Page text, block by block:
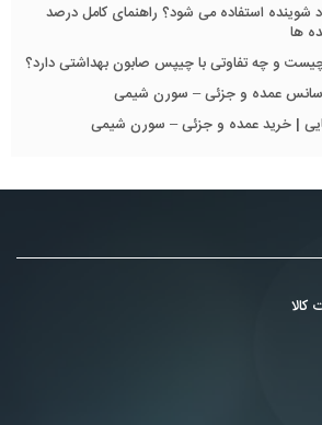
شوینده استفاده می شود؟ راهنمای کامل درصد
ها
و چه تفاوتی با چیپس صابون بهداشتی دارد؟
عمده و جزئی – سورن شیمی
| خرید عمده و جزئی – سورن شیمی